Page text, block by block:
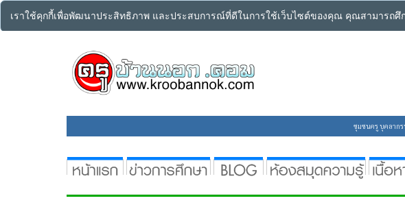
เราใช้คุกกี้เพื่อพัฒนาประสิทธิภาพ และประสบการณ์ที่ดีในการใช้เว็บไซต์ของคุณ คุณสามารถศึ
ชุมชนครู บุคลาก